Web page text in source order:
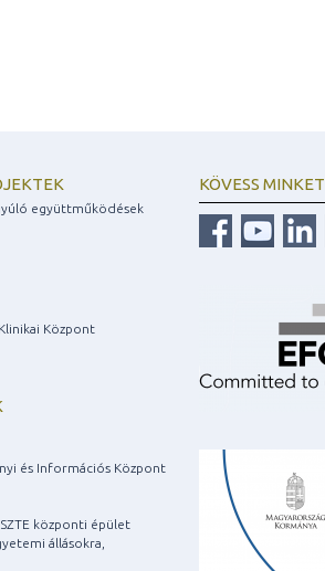
együttműködések
Központ
és Információs Központ
központi épület
állásokra,
KÖVESS MINKET